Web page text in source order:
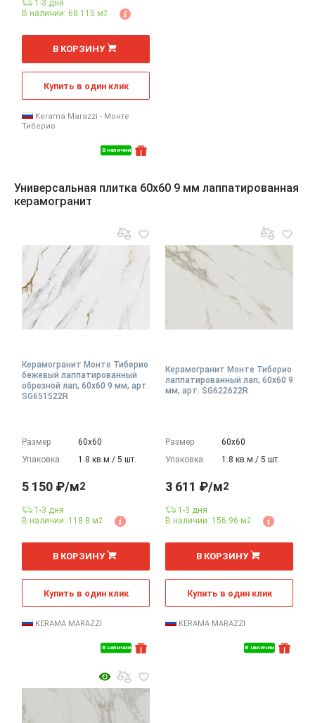
В наличии
1-3 дня
В наличии: 68.115 м2
м
В КОРЗИНУ
Купить в один клик
Kerama Marazzi - Монте
Тиберио
Универсальная плитка 60x60 9 мм лаппатированная
керамогранит
Керамогранит Монте Тиберио
бежевый лаппатированный
обрезной лап, 60x60 9 мм, арт.
SG651522R
Размер
60х60
Упаковка
1.8 кв.м./ 5 шт.
В наличии
5 150 ₽/м2
1-3 дня
В наличии: 118.8 м2
м
В КОРЗИНУ
Купить в один клик
KERAMA MARAZZI
Керамогранит Монте Тиберио
лаппатированный лап, 60x60 9
мм, арт. SG622622R
Размер
60х60
Упаковка
1.8 кв.м./ 5 шт.
В наличии
3 611 ₽/м2
1-3 дня
В наличии: 156.96 м2
м
В КОРЗИНУ
Купить в один клик
KERAMA MARAZZI